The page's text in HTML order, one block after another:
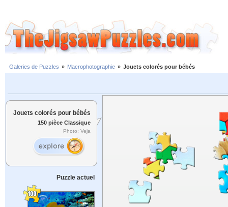
Galeries de Puzzles » Macrophotographie » Jouets colorés pour bébés
Jouets colorés pour bébés
150 pièce Classique
Photo: Veja
Puzzle actuel